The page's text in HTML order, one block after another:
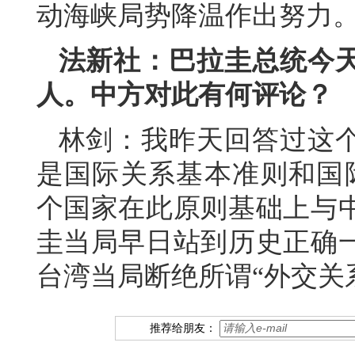
动海峡局势降温作出努力
法新社：巴拉圭总统今
人。中方对此有何评论？
林剑：我昨天回答过这
是国际关系基本准则和
个国家在此原则基础上与
圭当局早日站到历史正确
台湾当局断绝所谓“外交关
推荐给朋友：